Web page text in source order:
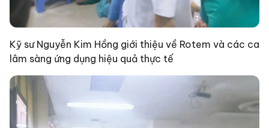
Kỹ sư Nguyễn Kim Hồng giới thiệu về Rotem và các ca
lâm sàng ứng dụng hiệu quả thực tế